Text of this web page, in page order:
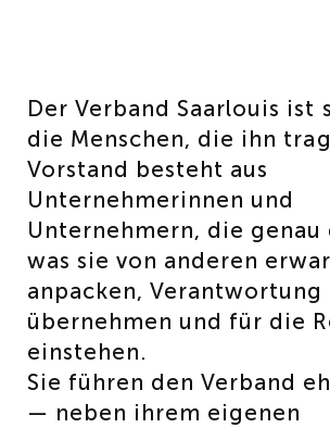
Der Verband Saarlouis ist
die Menschen, die ihn
Vorstand besteht aus
Unternehmerinnen und
Unternehmern, die genau
was sie von anderen
anpacken, Verantwortung
übernehmen und für die
einstehen.
Sie führen den Verband
— neben ihrem eigenen